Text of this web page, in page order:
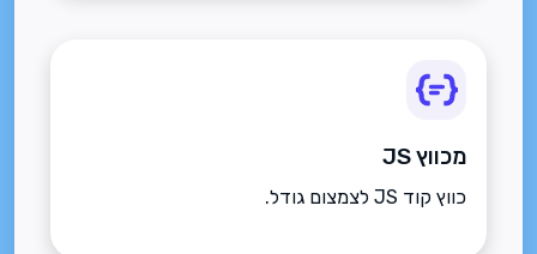
מכווץ JS
כווץ קוד JS לצמצום גודל.